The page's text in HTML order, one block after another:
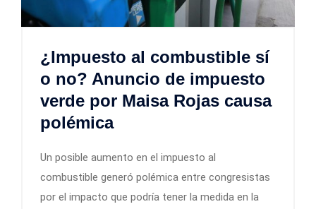
¿Impuesto al combustible sí
o no? Anuncio de impuesto
verde por Maisa Rojas causa
polémica
Un posible aumento en el impuesto al
combustible generó polémica entre congresistas
por el impacto que podría tener la medida en la